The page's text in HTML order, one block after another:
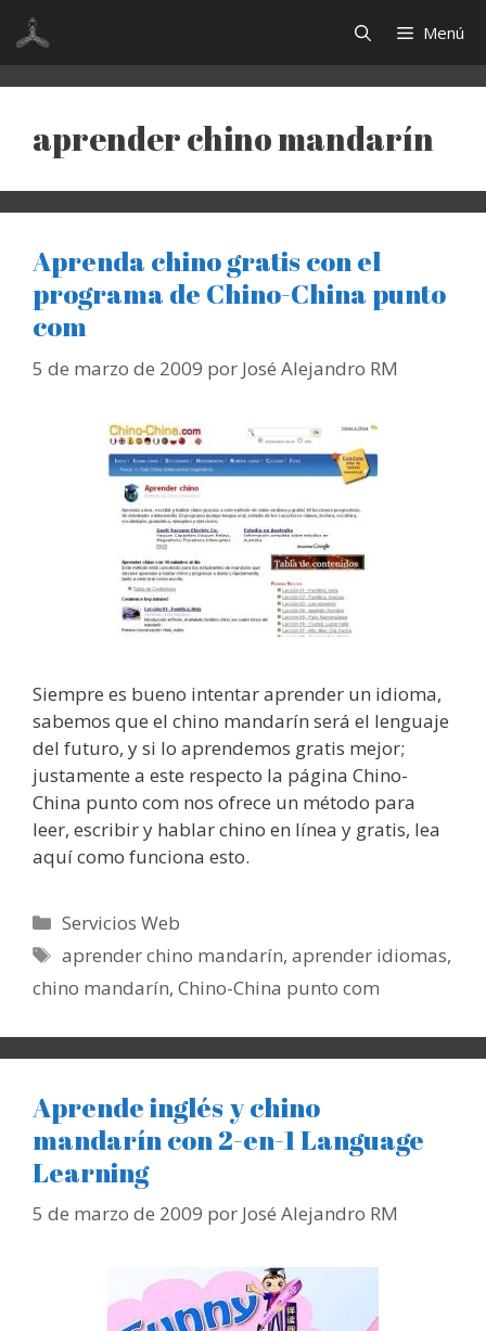
Saltar
contenido
Menú
aprender chino mandarín
Aprenda chino gratis con el
programa de Chino-China punto
com
5 de marzo de 2009 por José Alejandro RM
Siempre es bueno intentar aprender un idioma,
sabemos que el chino mandarín será el lenguaje
del futuro, y si lo aprendemos gratis mejor;
justamente a este respecto la página Chino-
China punto com nos ofrece un método para
leer, escribir y hablar chino en línea y gratis, lea
aquí como funciona esto.
Categorías
Servicios Web
Etiquetas
aprender chino mandarín,aprender idiomas,
chino mandarín, Chino-China punto com
Aprende inglés y chino
mandarín con 2-en-1 Language
Learning
5 de marzo de 2009 por José Alejandro RM